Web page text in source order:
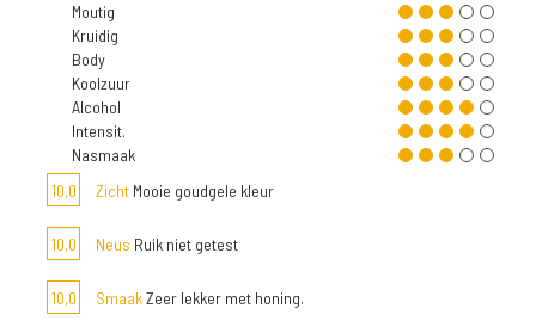
Moutig
Kruidig
Body
Koolzuur
Alcohol
Intensit.
Nasmaak
10,0
Zicht Mooie goudgele kleur
10,0 Neus Ruik niet getest
10,0 SmaakZeer lekker met honing.